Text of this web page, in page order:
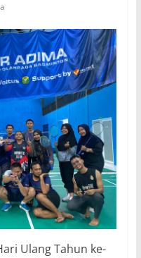
Ulang Tahun ke-